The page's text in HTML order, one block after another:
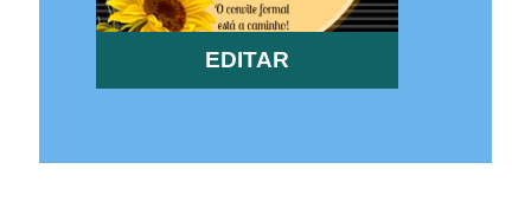
EDITAR